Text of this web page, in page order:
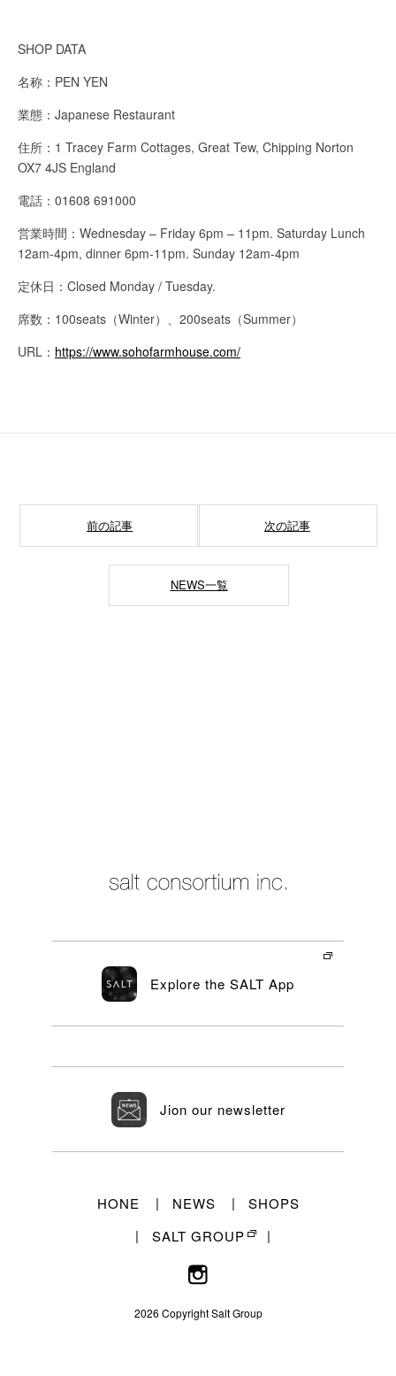
SHOP DATA
名称：PEN YEN
業態：Japanese Restaurant
住所：1 Tracey Farm Cottages, Great Tew, Chipping Norton
OX7 4JS England
電話：01608 691000
営業時間：Wednesday – Friday 6pm – 11pm. Saturday Lunch
12am-4pm, dinner 6pm-11pm. Sunday 12am-4pm
定休日：Closed Monday / Tuesday.
席数：100seats（Winter）、200seats（Summer）
URL： https://www.sohofarmhouse.com/
前の記事 次の記事
NEWS一覧
Explore the SALT App
Jion our newsletter
HONE NEWS
SHOPS
SALT GROUP
2026 Copyright Salt Group